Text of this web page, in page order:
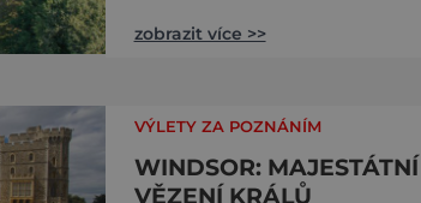
1695 vydupou architekti
skrývá se v něm 800
zobrazit více >>
VÝLETY ZA POZNÁNÍM
WINDSOR:
VĚZENÍ KRÁLŮ